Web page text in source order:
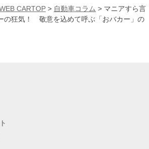
CARTOP > 自動車コラム > マニアすら言
の狂気！ 敬意を込めて呼ぶ「おバカー」の